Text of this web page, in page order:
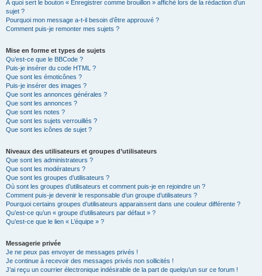
À quoi sert le bouton « Enregistrer comme brouillon » affiché lors de la rédaction d’un
sujet ?
Pourquoi mon message a-t-il besoin d’être approuvé ?
Comment puis-je remonter mes sujets ?
Mise en forme et types de sujets
Qu’est-ce que le BBCode ?
Puis-je insérer du code HTML ?
Que sont les émoticônes ?
Puis-je insérer des images ?
Que sont les annonces générales ?
Que sont les annonces ?
Que sont les notes ?
Que sont les sujets verrouillés ?
Que sont les icônes de sujet ?
Niveaux des utilisateurs et groupes d’utilisateurs
Que sont les administrateurs ?
Que sont les modérateurs ?
Que sont les groupes d’utilisateurs ?
Où sont les groupes d’utilisateurs et comment puis-je en rejoindre un ?
Comment puis-je devenir le responsable d’un groupe d’utilisateurs ?
Pourquoi certains groupes d’utilisateurs apparaissent dans une couleur différente ?
Qu’est-ce qu’un « groupe d’utilisateurs par défaut » ?
Qu’est-ce que le lien « L’équipe » ?
Messagerie privée
Je ne peux pas envoyer de messages privés !
Je continue à recevoir des messages privés non sollicités !
J’ai reçu un courrier électronique indésirable de la part de quelqu’un sur ce forum !